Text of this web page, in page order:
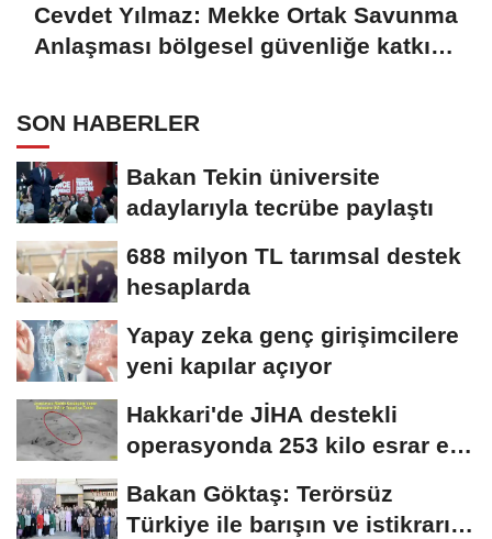
Cevdet Yılmaz: Mekke Ortak Savunma
Anlaşması bölgesel güvenliğe katkı
SON HABERLER
Bakan Tekin üniversite
adaylarıyla tecrübe paylaştı
688 milyon TL tarımsal destek
hesaplarda
Yapay zeka genç girişimcilere
yeni kapılar açıyor
Hakkari'de JİHA destekli
operasyonda 253 kilo esrar ele
Bakan Göktaş: Terörsüz
Türkiye ile barışın ve istikrarın